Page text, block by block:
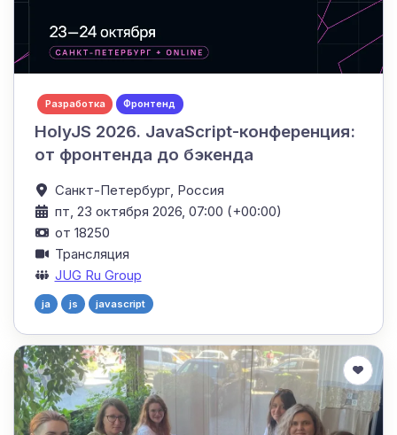
Разработка Фронтенд
HolyJS 2026. JavaScript-конференция:
от фронтенда до бэкенда
Санкт-Петербург, Россия
пт, 23 октября 2026, 07:00 (+00:00)
от 18250
Трансляция
JUG Ru Group
ja js javascript